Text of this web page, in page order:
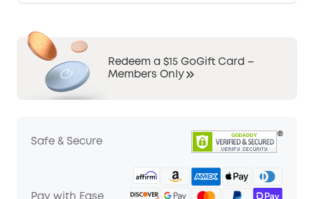
Redeem a $15 GoGift Card –
Members Only
Safe & Secure
Pay with Ease